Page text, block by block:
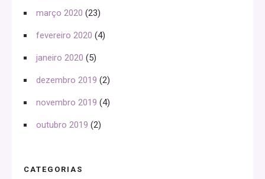
março 2020 (23)
fevereiro 2020 (4)
janeiro 2020 (5)
dezembro 2019 (2)
novembro 2019 (4)
outubro 2019 (2)
CATEGORIAS